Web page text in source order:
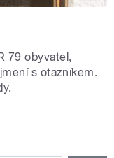
79 obyvatel,
s otazníkem.